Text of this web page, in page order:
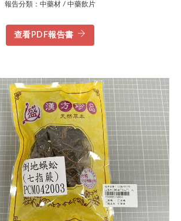
報告分類：中藥材 / 中藥飲片
查看PDF報告書